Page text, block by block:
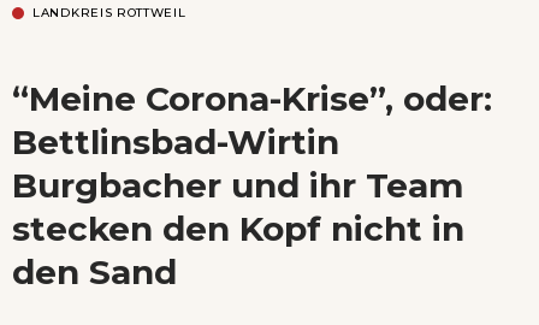
LANDKREIS ROTTWEIL
“Meine Corona-Krise”, oder:
Bettlinsbad-Wirtin
Burgbacher und ihr Team
stecken den Kopf nicht in
den Sand